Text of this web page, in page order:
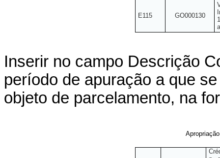
E115 GO000130
Inserir no campo Descrição
período de apuração a que
objeto de parcelamento, na